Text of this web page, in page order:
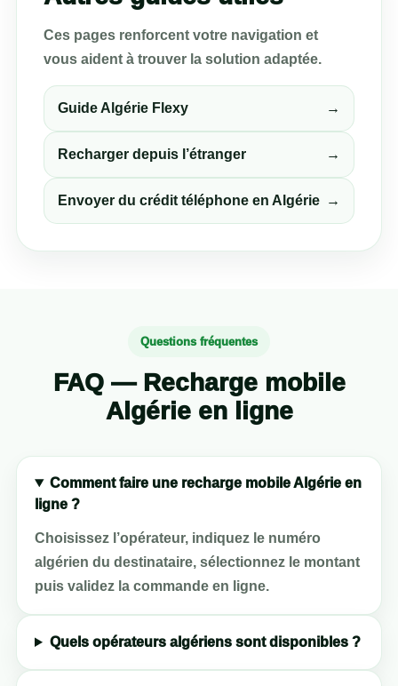
Ces pages renforcent votre navigation et
vous aident à trouver la solution adaptée.
Guide Algérie Flexy →
Recharger depuis l’étranger →
Envoyer du crédit téléphone en Algérie →
Questions fréquentes
FAQ — Recharge mobile
Algérie en ligne
Comment faire une recharge mobile Algérie en
ligne ?
Choisissez l’opérateur, indiquez le numéro
algérien du destinataire, sélectionnez le montant
puis validez la commande en ligne.
Quels opérateurs algériens sont disponibles ?